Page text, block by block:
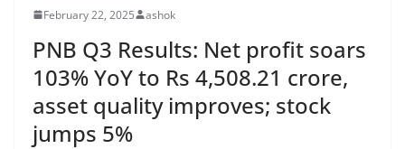
February 22, 2025 ashok
PNB Q3 Results: Net profit soars
103% YoY to Rs 4,508.21 crore,
asset quality improves; stock
jumps 5%